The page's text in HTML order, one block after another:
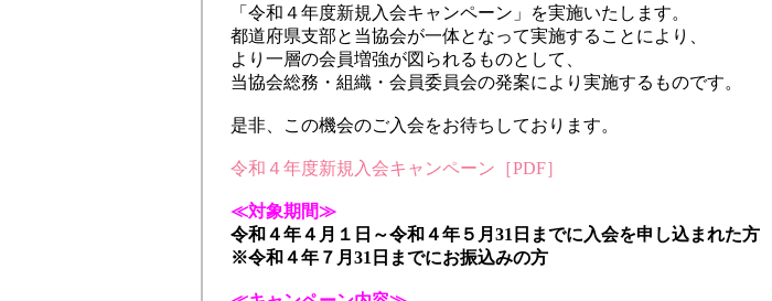
「令和４年度新規入会キャンペーン」を実施いたします。
都道府県支部と当協会が一体となって実施することにより、
より一層の会員増強が図られるものとして、
当協会総務・組織・会員委員会の発案により実施するものです。
是非、この機会のご入会をお待ちしております。
令和４年度新規入会キャンペーン［PDF］
≪対象期間≫
令和４年４月１日～令和４年５月31日までに入会を申し込まれた方
※令和４年７月31日までにお振込みの方